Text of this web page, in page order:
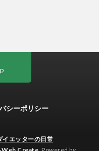
シーポリシー
イエッターの日常.